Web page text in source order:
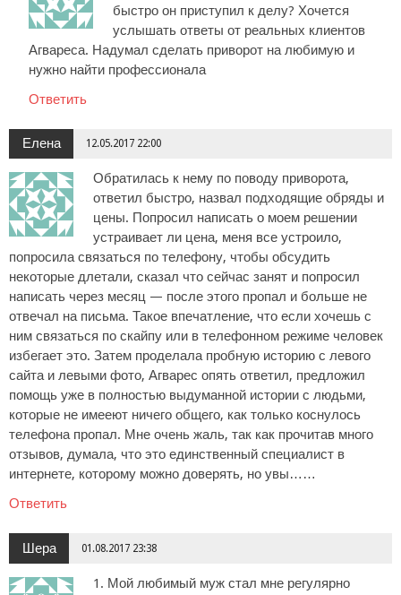
быстро он приступил к делу? Хочется
услышать ответы от реальных клиентов
Агвареса. Надумал сделать приворот на любимую и
нужно найти профессионала
Ответить
Елена 12.05.2017 22:00
Обратилась к нему по поводу приворота,
ответил быстро, назвал подходящие обряды и
цены. Попросил написать о моем решении
устраивает ли цена, меня все устроило,
попросила связаться по телефону, чтобы обсудить
некоторые длетали, сказал что сейчас занят и попросил
написать через месяц — после этого пропал и больше не
отвечал на письма. Такое впечатление, что если хочешь с
ним связаться по скайпу или в телефонном режиме человек
избегает это. Затем проделала пробную историю с левого
сайта и левыми фото, Агварес опять ответил, предложил
помощь уже в полностью выдуманной истории с людьми,
которые не имееют ничего общего, как только коснулось
телефона пропал. Мне очень жаль, так как прочитав много
отзывов, думала, что это единственный специалист в
интернете, которому можно доверять, но увы……
Ответить
Шера 01.08.2017 23:38
1. Мой любимый муж стал мне регулярно